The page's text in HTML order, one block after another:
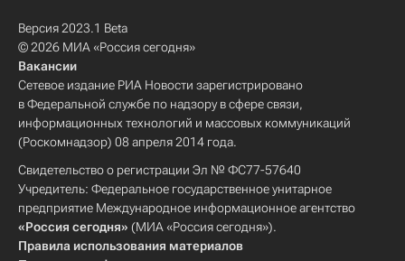
Версия 2023.1 Beta
© 2026 МИА «Россия сегодня»
Вакансии
Сетевое издание РИА Новости зарегистрировано
в Федеральной службе по надзору в сфере связи,
информационных технологий и массовых коммуникаций
(Роскомнадзор) 08 апреля 2014 года.
Свидетельство о регистрации Эл № ФС77-57640
Учредитель: Федеральное государственное унитарное
предприятие Международное информационное агентство
«Россия сегодня» (МИА «Россия сегодня»).
Правила использования материалов